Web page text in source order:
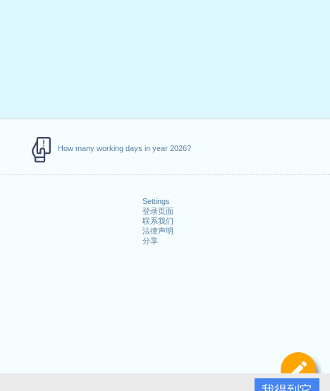
How many working days in year 2026?
Settings
登录页面
联系我们
法律声明
分享
定